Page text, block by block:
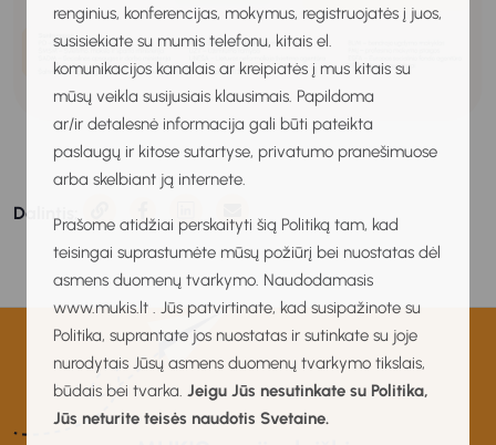
renginius, konferencijas, mokymus, registruojatės į juos,
susisiekiate su mumis telefonu, kitais el.
komunikacijos kanalais ar kreipiatės į mus kitais su
mūsų veikla susijusiais klausimais. Papildoma
ar/ir detalesnė informacija gali būti pateikta
paslaugų ir kitose sutartyse, privatumo pranešimuose
arba skelbiant ją internete.
Prašome atidžiai perskaityti šią Politiką tam, kad
teisingai suprastumėte mūsų požiūrį bei nuostatas dėl
asmens duomenų tvarkymo. Naudodamasis
www.mukis.lt . Jūs patvirtinate, kad susipažinote su
Politika, suprantate jos nuostatas ir sutinkate su joje
nurodytais Jūsų asmens duomenų tvarkymo tikslais,
būdais bei tvarka. Jeigu Jūs nesutinkate su Politika,
Jūs neturite teisės naudotis Svetaine.
Dalintis: